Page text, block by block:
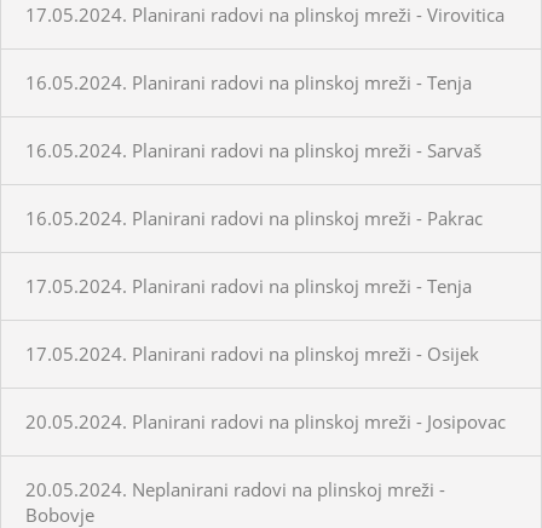
17.05.2024. Planirani radovi na plinskoj mreži - Virovitica
16.05.2024. Planirani radovi na plinskoj mreži - Tenja
16.05.2024. Planirani radovi na plinskoj mreži - Sarvaš
16.05.2024. Planirani radovi na plinskoj mreži - Pakrac
17.05.2024. Planirani radovi na plinskoj mreži - Tenja
17.05.2024. Planirani radovi na plinskoj mreži - Osijek
20.05.2024. Planirani radovi na plinskoj mreži - Josipovac
20.05.2024. Neplanirani radovi na plinskoj mreži -
Bobovje